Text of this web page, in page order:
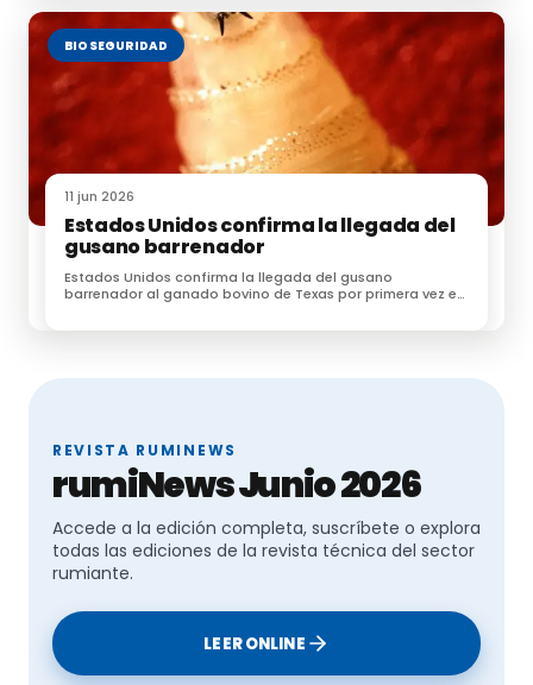
BIOSEGURIDAD
11 jun 2026
Estados Unidos confirma la llegada del
gusano barrenador
Estados Unidos confirma la llegada del gusano
barrenador al ganado bovino de Texas por primera vez en
REVISTA RUMINEWS
rumiNews Junio 2026
Accede a la edición completa, suscríbete o explora
todas las ediciones de la revista técnica del sector
rumiante.
LEER ONLINE